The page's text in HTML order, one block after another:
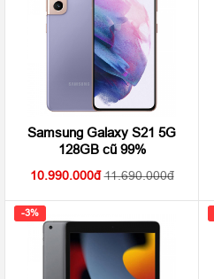
Samsung Galaxy S21 5G
128GB cũ 99%
10.990.000 11.690.000
-3%